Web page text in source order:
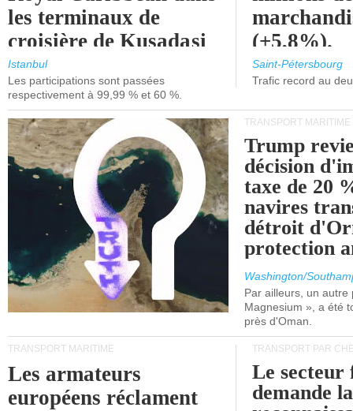
les terminaux de
croisière de Kusadasi
et de Lisbonne.
Istanbul
Les participations sont passées
respectivement à 99,99 % et 60 %.
(+5,8%).
Saint-Pétersbourg
Trafic record au
TRANSPORT MARITIME
Trump
décision
taxe de 20
navires
détroit
protection
Washington/
Par ailleurs, un autre
Magnesium », a été
près d'Oman.
TRANSPORT MARITIME
Les armateurs
européens réclament
TRANSPORT PAR
Le
demande la